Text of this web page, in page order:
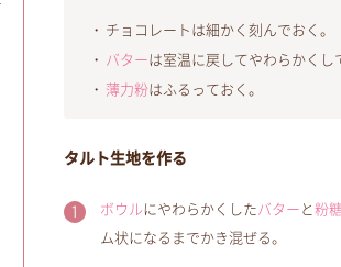
チョコレートは細かく刻んでおく。
バターは室温に戻してやわらかくし
薄力粉はふるっておく。
タルト生地を作る
ボウルにやわらかくした バター と 粉
ム状になるまでかき混ぜる。